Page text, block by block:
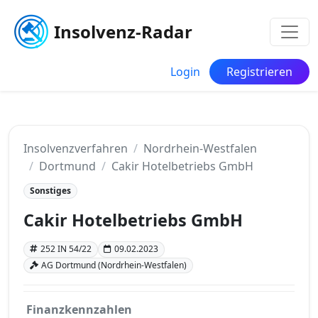
Insolvenz-Radar
Login Registrieren
Insolvenzverfahren
Nordrhein-Westfalen
Dortmund
Cakir Hotelbetriebs GmbH
Sonstiges
Cakir Hotelbetriebs GmbH
252 IN 54/22
09.02.2023
AG Dortmund (Nordrhein-Westfalen)
Finanzkennzahlen